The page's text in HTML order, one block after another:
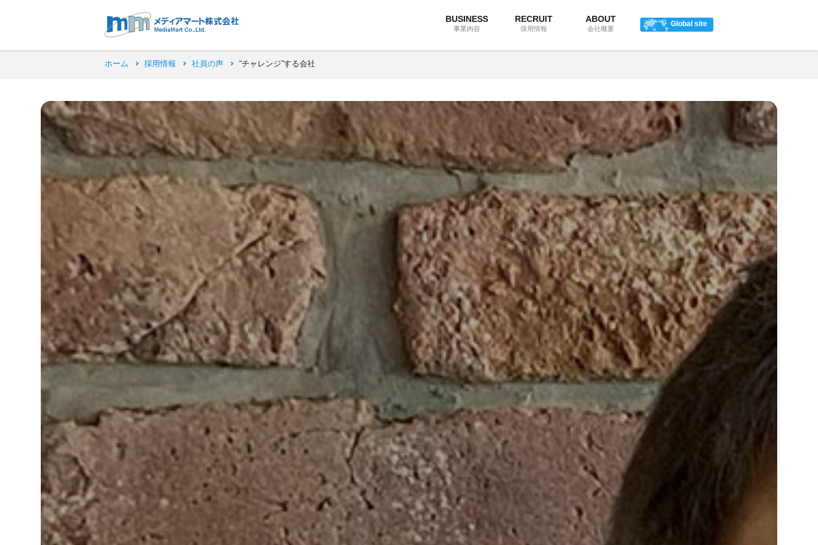
BUSINESS
事業内容
RECRUIT
採用情報
ABOUT
会社概要
Global site
ホーム 採用情報 社員の声 “チャレンジ”する会社